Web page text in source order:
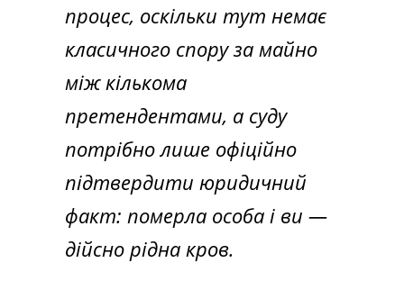
процес, оскільки тут немає
класичного спору за майно
між кількома
претендентами, а суду
потрібно лише офіційно
підтвердити юридичний
факт: померла особа і ви —
дійсно рідна кров.